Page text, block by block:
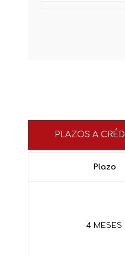
PLAZOS A
Plazo
4 MESES